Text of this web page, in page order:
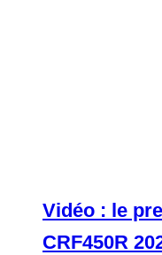
Vidéo : le
CRF450R